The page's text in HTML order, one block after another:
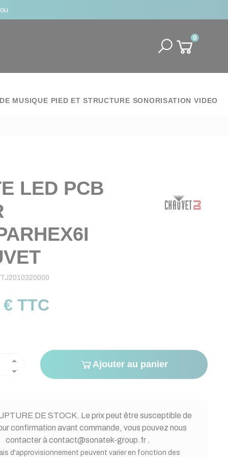
0
MUSIQUE PIED ET STRUCTURE SONORISATION VIDEO
LED PCB
TTC
Ajouter au panier
DE STOCK. Le prix peut être susceptible de
confirmation avant commande, vous pouvez nous
contacter à contact@sonatek-group.fr .
d'approvisionnement peuvent varier en fonction des